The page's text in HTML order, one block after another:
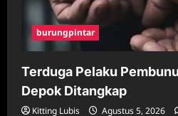
burungpintar
Terduga Pelaku
Depok Ditangkap
Kitting Lubis Agustus 5, 2026